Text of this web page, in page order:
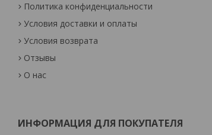
Политика конфиденциальности
Условия доставки и оплаты
Условия возврата
Отзывы
О нас
ИНФОРМАЦИЯ ДЛЯ ПОКУПАТЕЛЯ